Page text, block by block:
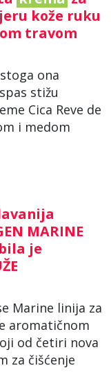
kože ruku
travom
ona
stižu
Cica Reve de
i medom
MARINE
je
Marine linija za
aromatičnom
od četiri nova
za čišćenje